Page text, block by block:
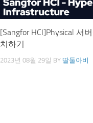
[Sangfor HCI]Physical 서
치하기
2023년 08월 29일 BY딸둘아비